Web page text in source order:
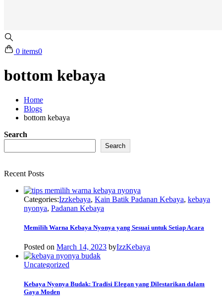
0 items0
bottom kebaya
Home
Blogs
bottom kebaya
Search
Search
Recent Posts
Categories:Izzkebaya, Kain Batik Padanan Kebaya, kebaya
nyonya, Padanan Kebaya
Memilih Warna Kebaya Nyonya yang Sesuai untuk Setiap Acara
Posted on March 14, 2023 byIzzKebaya
Uncategorized
Kebaya Nyonya Budak: Tradisi Elegan yang Dilestarikan dalam
Gaya Moden